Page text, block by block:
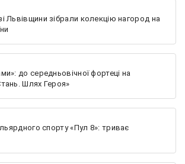
Львівщини зібрали колекцію нагород на
до середньовічної фортеці на
Шлях Героя»
спорту «Пул 8»: триває